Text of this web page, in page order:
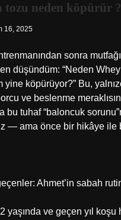
tozu neden köpürür ?
16, 2025
sonra
düşündüm: “Neden
yine köpürüyor?” Bu,
ve beslenme
bu tuhaf “baloncuk
— ama önce bir hikâye ile
Ahmet’in sabah
yaşında ve geçen yıl koşu